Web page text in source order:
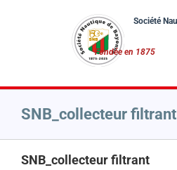
SNB_collecteur filtrant
SNB_collecteur filtrant